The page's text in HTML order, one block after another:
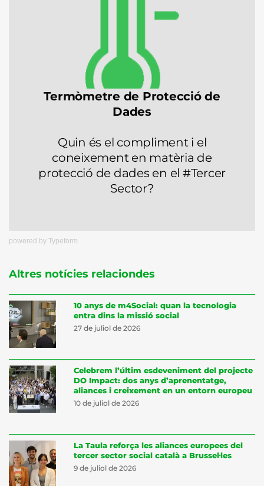
powered by Typeform
Altres notícies relaciondes
10 anys de m4Social: quan la tecnologia
entra dins la missió social
27 de juliol de 2026
Celebrem l’últim esdeveniment del projecte
DO Impact: dos anys d’aprenentatge,
aliances i creixement en un entorn europeu
10 de juliol de 2026
La Taula reforça les aliances europees del
tercer sector social català a Brussel·les
9 de juliol de 2026